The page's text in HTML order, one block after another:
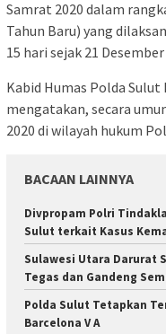
Samrat 2020 dalam
Tahun Baru) yang
15 hari sejak 21
Kabid Humas Polda
mengatakan, secara
2020 di wilayah hukum
BACAAN LAINNYA
Divpropam Polri
Sulut terkait Kasus
Sulawesi Utara Darurat
Tegas dan Gandeng
Polda Sulut Tetapkan
Barcelona V A